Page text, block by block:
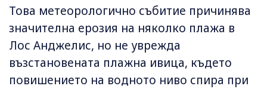
Това метеорологично събитие причинява
значителна ерозия на няколко плажа в
Лос Анджелис, но не уврежда
възстановената плажна ивица, където
повишението на водното ниво спира при